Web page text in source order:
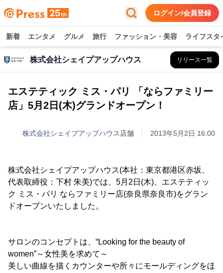
ログイン/会員登録
新着 エンタメ グルメ 旅行 ファッション・美容 ライフスタ
株式会社シェイプアップハウス リリース一覧
エステティック ミス・パリ 「ならファミリー
店」5月2日(木)グランドオープン！
株式会社シェイプアップハウス 店舗 2013年5月2日 16:00
株式会社シェイプアップハウス(本社：東京都港区赤坂、
代表取締役：下村 朱美)では、5月2日(木)、エステティッ
ク ミス・パリ ならファミリー店(奈良県奈良市)をグラン
ドオープンいたしました。
サロンのコンセプトは、“Looking for the beauty of
women”～女性美を求めて～
美しい曲線を描くカウンターや所々にモールディングをほ